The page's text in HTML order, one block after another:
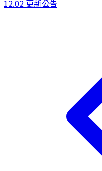
12.02 更新公告